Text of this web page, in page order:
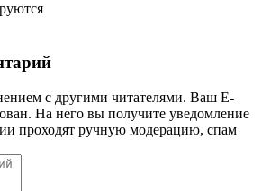
с другими читателями. Ваш E-
На него вы получите уведомление
проходят ручную модерацию, спам